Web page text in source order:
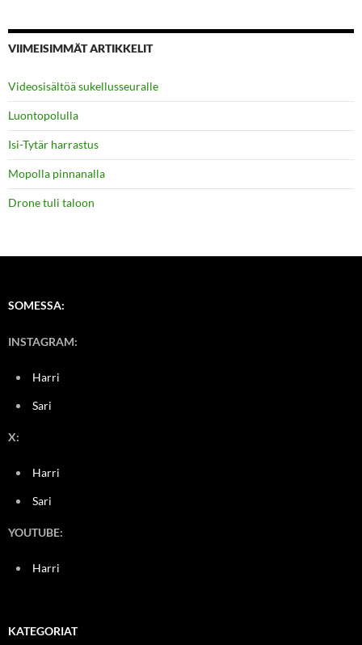
VIIMEISIMMÄT ARTIKKELIT
Videosisältöä sukellusseuralle
Luontopolulla
Isi-Tytär harrastus
Mopolla pinnanalla
Drone tuli taloon
SOMESSA:
INSTAGRAM:
Harri
Sari
X:
Harri
Sari
YOUTUBE:
Harri
KATEGORIAT